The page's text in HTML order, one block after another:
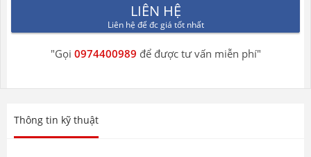
LIÊN HỆ
Liên hệ để đc giá tốt nhất
"Gọi 0974400989 để được tư vấn miễn phí"
Thông tin kỹ thuật